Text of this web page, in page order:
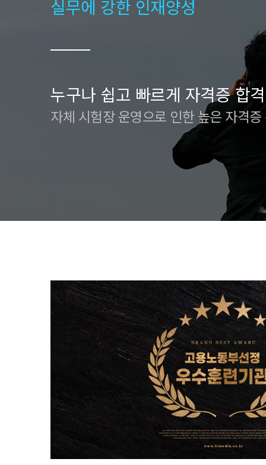
실무에 강한 인재양성
누구나 쉽고 빠르게 자격증 합
자체 시험장 운영으로 인한 높은 자격